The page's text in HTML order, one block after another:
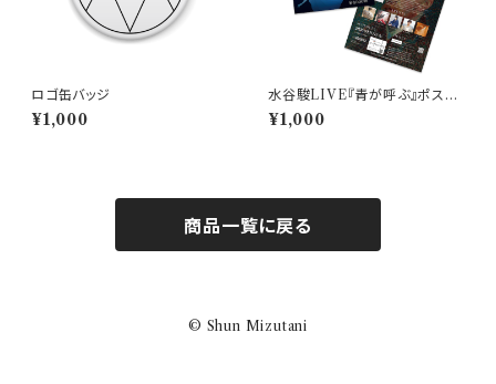
ロゴ缶バッジ
¥1,000
水谷駿LIVE『青が呼ぶ』ポスタ
ーフライヤー
¥1,000
商品一覧に戻る
© Shun Mizutani